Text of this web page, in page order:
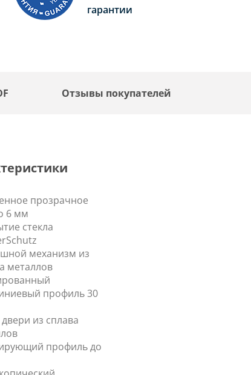
гарантии
Отзывы покупателей
прозрачное
6 мм
стекла
механизм из
металлов
профиль 30
из сплава
профиль до